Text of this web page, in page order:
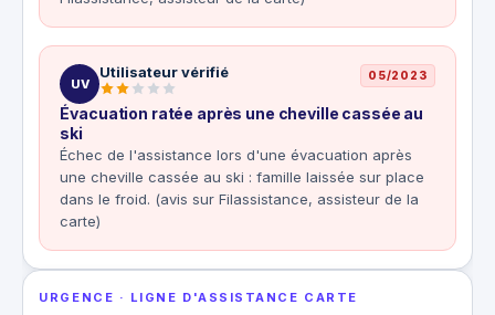
UV
Utilisateur vérifié 05/2023
Évacuation ratée après une cheville cassée au
ski
Échec de l'assistance lors d'une évacuation après
une cheville cassée au ski : famille laissée sur place
dans le froid. (avis sur Filassistance, assisteur de la
carte)
URGENCE · LIGNE D'ASSISTANCE CARTE